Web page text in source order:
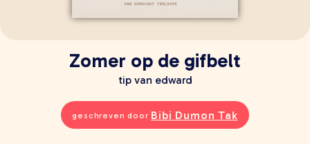
kinderboeken
volwassenen
lees meer onzin
verwacht
extra
Zomer op de gifbelt
tip van edward
geschreven door Bibi Dumon Tak